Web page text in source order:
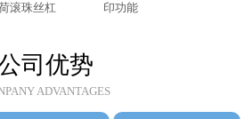
滚珠丝杠
印功能
司优势
ADVANTAGES